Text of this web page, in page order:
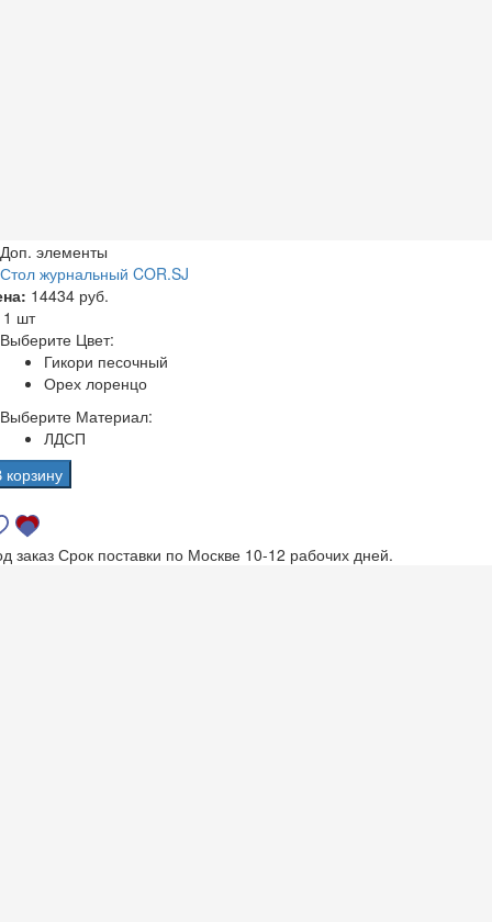
Доп. элементы
Стол журнальный COR.SJ
14434 руб.
1 шт
Выберите Цвет:
Гикори песочный
Орех лоренцо
Выберите Материал:
ЛДСП
корзину
заказ Срок поставки по Москве 10-12 рабочих дней.